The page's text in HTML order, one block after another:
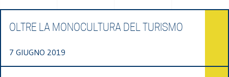
OLTRE LA MONOCULTURA DEL TURISMO
7 GIUGNO 2019